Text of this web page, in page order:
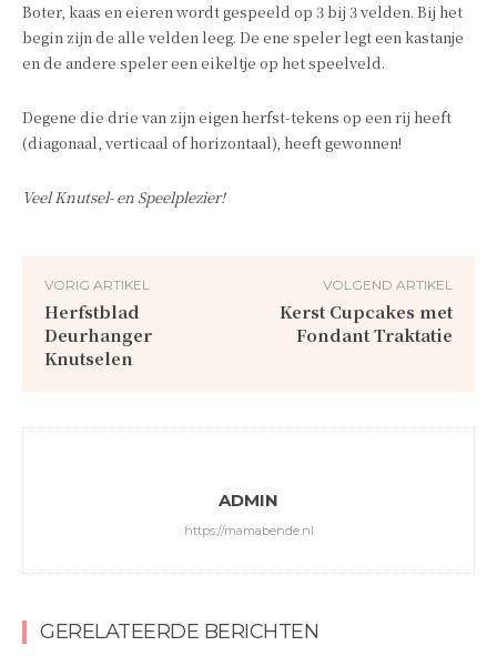
Boter, kaas en eieren wordt gespeeld op 3 bij 3 velden. Bij het
begin zijn de alle velden leeg. De ene speler legt een kastanje
en de andere speler een eikeltje op het speelveld.
Degene die drie van zijn eigen herfst-tekens op een rij heeft
(diagonaal, verticaal of horizontaal), heeft gewonnen!
Veel Knutsel- en Speelplezier!
VORIG ARTIKEL
Herfstblad
Deurhanger
Knutselen
VOLGEND ARTIKEL
Kerst Cupcakes met
Fondant Traktatie
ADMIN
https://mamabende.nl
GERELATEERDE BERICHTEN